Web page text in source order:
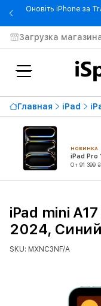
Оновіть iPhone за
Загрузка
Главная iPad
НОВИНКА
iPad Pro
От 91 399 ₴
iPad mini
2024, Синий
SKU: MXNC3NF/A